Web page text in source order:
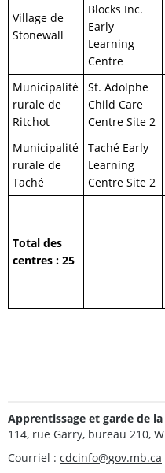
Village de
Stonewall
Blocks Inc.
Early
Learning
Centre
Municipalité
rurale de
Ritchot
St. Adolphe
Child Care
Centre Site 2
Municipalité
rurale de
Taché
Taché Early
Learning
Centre Site 2
Total des
centres : 25
Apprentissage et garde de
114, rue Garry, bureau 210,
Courriel : cdcinfo@gov.mb.ca